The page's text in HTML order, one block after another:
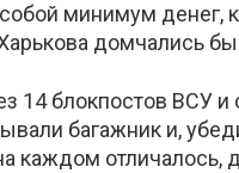
минимум
домчались
14 блокпостов
багажник и,
каждом